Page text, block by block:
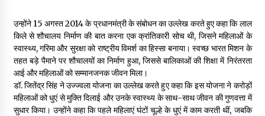
उन्होंने 15 अगस्त 2014 के प्रधानमंत्री के संबोधन का उल्लेख करते हुए कहा कि लाल
किले से शौचालय निर्माण की बात करना एक क्रांतिकारी सोच थी, जिसने महिलाओं के
स्वास्थ्य, गरिमा और सुरक्षा को राष्ट्रीय विमर्श का हिस्सा बनाया। स्वच्छ भारत मिशन के
तहत बड़े पैमाने पर शौचालयों का निर्माण हुआ, जिससे बालिकाओं की शिक्षा में निरंतरता
आई और महिलाओं को सम्मानजनक जीवन मिला।
डॉ. जितेंद्र सिंह ने उज्ज्वला योजना का उल्लेख करते हुए कहा कि इस योजना ने करोड़ों
महिलाओं को धुएं से मुक्ति दिलाई और उनके स्वास्थ्य के साथ-साथ जीवन की गुणवत्ता में
सुधार किया। उन्होंने कहा कि पहले महिलाएं घंटों चूल्हे के धुएं में काम करती थीं, जबकि